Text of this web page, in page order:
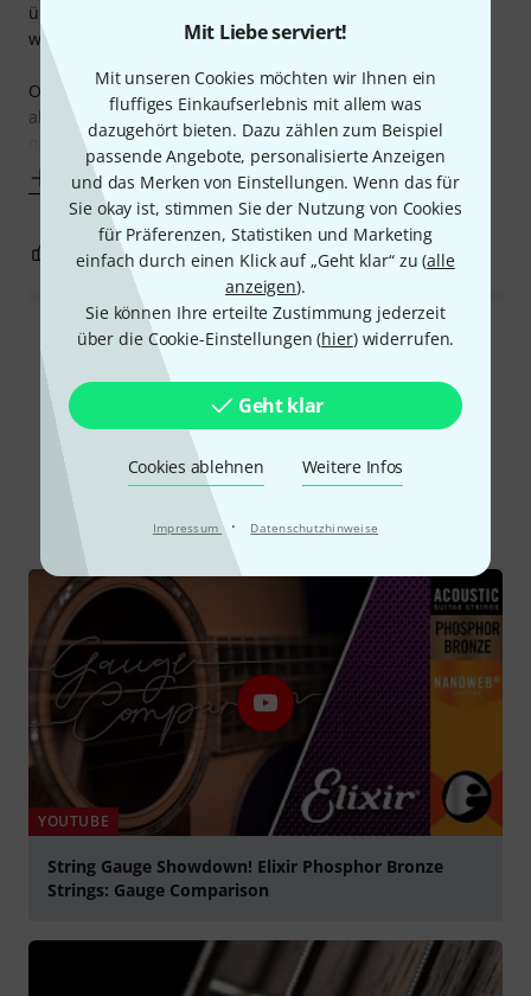
Mit Liebe serviert!
Mit unseren Cookies möchten wir Ihnen ein
fluffiges Einkaufserlebnis mit allem was
dazugehört bieten. Dazu zählen zum Beispiel
passende Angebote, personalisierte Anzeigen
und das Merken von Einstellungen. Wenn das für
Sie okay ist, stimmen Sie der Nutzung von Cookies
für Präferenzen, Statistiken und Marketing
einfach durch einen Klick auf „Geht klar“ zu (alle
anzeigen).
Sie können Ihre erteilte Zustimmung jederzeit
über die Cookie-Einstellungen (hier) widerrufen.
Geht klar
Cookies ablehnen Weitere Infos
Impressum · Datenschutzhinweise
überwiegend stimmstabil - obwohl der Satz ein .10er Satz
war.
Ob die von Elixir beworbene Nanoweb-Technologie
allerdings den steilen Preis zur Gänze rechtfertigt, mag ich
Mehr anzeigen
10 BEWERTUNG MELDEN
Alle Bewertungen lesen
Schon gewusst?
YOUTUBE
String Gauge Showdown! Elixir Phosphor Bronze
Strings: Gauge Comparison